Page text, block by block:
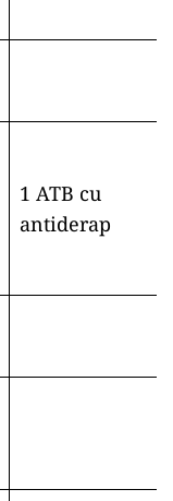
1 ATB cu
antiderap